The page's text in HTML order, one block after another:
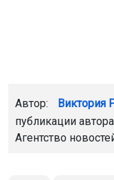
Автор: Виктория
публикации автора
Агентство